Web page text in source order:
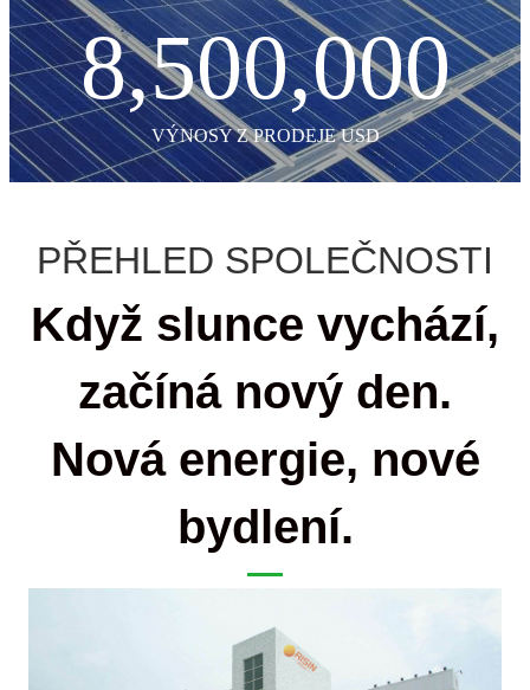
8,500,000
VÝNOSY Z PRODEJE USD
PŘEHLED SPOLEČNOSTI
Když slunce vychází,
začíná nový den.
Nová energie, nové
bydlení.